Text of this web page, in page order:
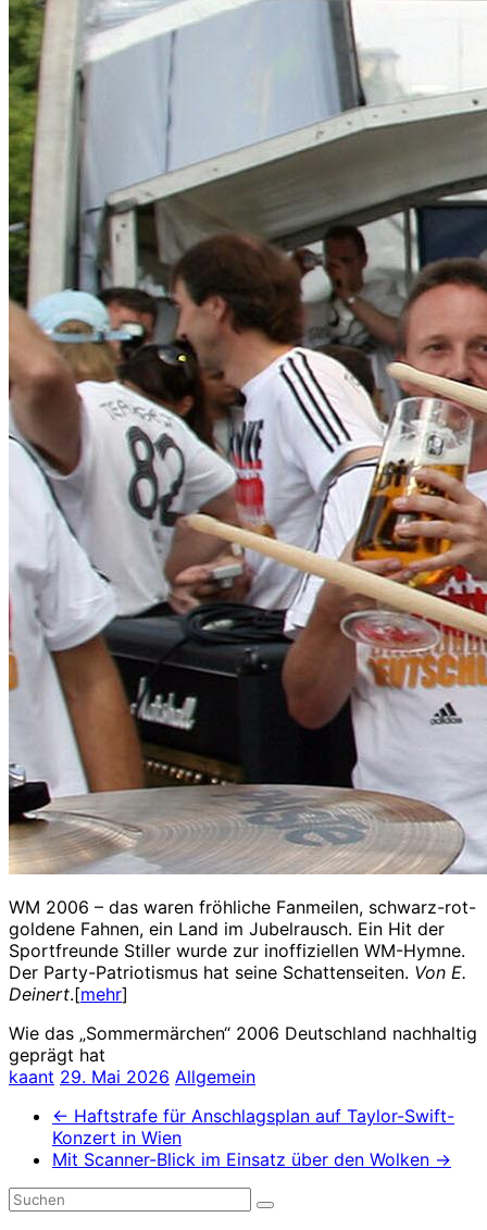
WM 2006 – das waren fröhliche Fanmeilen, schwarz-rot-
goldene Fahnen, ein Land im Jubelrausch. Ein Hit der
Sportfreunde Stiller wurde zur inoffiziellen WM-Hymne.
Der Party-Patriotismus hat seine Schattenseiten. Von E.
Deinert.[mehr]
Wie das „Sommermärchen“ 2006 Deutschland nachhaltig
geprägt hat
kaant 29. Mai 2026 Allgemein
← Haftstrafe für Anschlagsplan auf Taylor-Swift-
Konzert in Wien
Mit Scanner-Blick im Einsatz über den Wolken →